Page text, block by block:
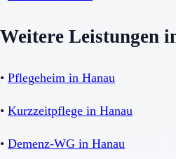
Weitere Leistungen
• Pflegeheim in Hanau
• Kurzzeitpflege in Hanau
• Demenz-WG in Hanau